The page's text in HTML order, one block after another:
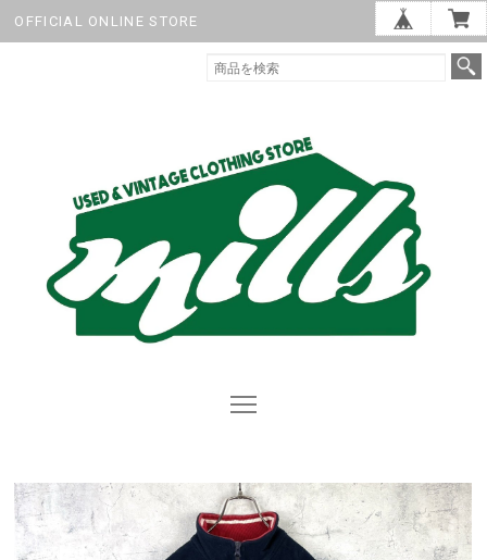
OFFICIAL ONLINE STORE